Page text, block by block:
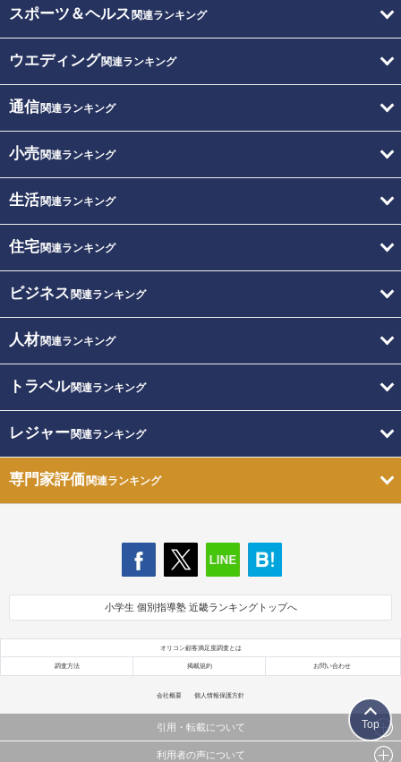
スポーツ＆ヘルス 関連ランキング
ウエディング関連ランキング
通信関連ランキング
小売関連ランキング
生活関連ランキング
住宅関連ランキング
ビジネス 関連ランキング
人材関連ランキング
トラベル関連ランキング
レジャー関連ランキング
専門家評価関連ランキング
小学生 個別指導塾 近畿ランキングトップへ
オリコン顧客満足度調査とは
調査方法 掲載規約 お問い合わせ
会社概要 個人情報保護方針
引用・転載について
当サイトで公開されている情報（文字、写真、イラスト、画像データ等）及びこれらの配置・
利用者の声について
Top